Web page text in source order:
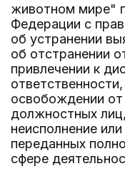
животном мире"
Федерации с
об устранении
об отстранении
привлечении к
освобождении
должностных
неисполнение
переданных
сфере